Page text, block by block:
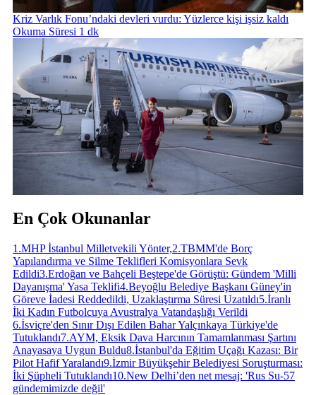
Kriz Varlık Fonu’ndaki devleri vurdu: Yüzlerce kişi işsiz kaldı
Okuma Süresi 1 dk
En Çok Okunanlar
1 .MHP İstanbul Milletvekili Yönter,2.TBMM'de Borç
Yapılandırma ve Silme Teklifleri Komisyonlara Sevk
Edildi3.Erdoğan ve Bahçeli Beştepe'de Görüştü: Gündem 'Milli
Dayanışma' Yasa Teklifi4.Beyoğlu Belediye Başkanı Güney'in
Göreve İadesi Reddedildi, Uzaklaştırma Süresi Uzatıldı5.İranlı
İki Kadın Futbolcuya Avustralya Vatandaşlığı Verildi
6.İsviçre'den Sınır Dışı Edilen Bahar Yalçınkaya Türkiye'de
Tutuklandı7.AYM, Eksik Dava Harcının Tamamlanması Şartını
Anayasaya Uygun Buldu8.İstanbul'da Eğitim Uçağı Kazası: Bir
Pilot Hafif Yaralandı9.İzmir Büyükşehir Belediyesi Soruşturması:
İki Şüpheli Tutuklandı10.New Delhi’den net mesaj: 'Rus Su-57
gündemimizde değil'